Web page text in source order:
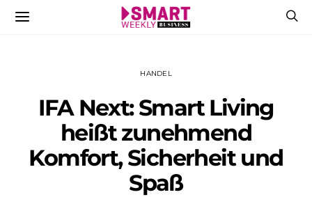
HANDEL
IFA Next: Smart Living
heißt zunehmend
Komfort, Sicherheit und
Spaß